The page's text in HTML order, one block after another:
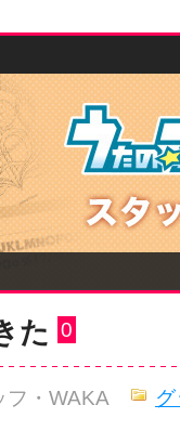
た 0
フ・WAKA